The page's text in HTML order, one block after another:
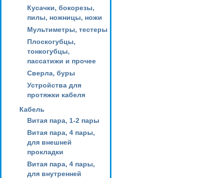
Кусачки, бокорезы,
пилы, ножницы, ножи
Мультиметры, тестеры
Плоскогубцы,
тонкогубцы,
пассатижи и прочее
Сверла, буры
Устройства для
протяжки кабеля
Кабель
Витая пара, 1-2 пары
Витая пара, 4 пары,
для внешней
прокладки
Витая пара, 4 пары,
для внутренней